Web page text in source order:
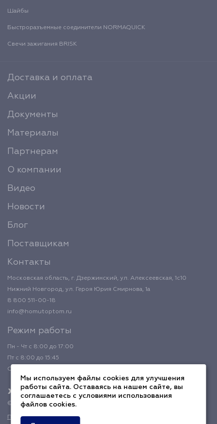
Шайбы
Быстроразъемные соединители NORMAQUICK
Свечи зажигания BRISK
Доставка и оплата
Акции
Документы
Материалы
Партнерам
О компании
Видео
Новости
Блог
Поставщикам
Контакты
Московская область, г. Дзержинский, ул. Алексеевская, 1с10
Нижний Новгород, ул. Героя Юрия Смирнова, 1а
8 800 511-00-18
info@homutoptom.ru
Режим работы
Пн - Чт с 8:00 до 17:00
Пт с 8:00 до 15:45
Обед с 12:00 до 12:45
© 2026 ХомутОптом
Политика конфиденциальности
Мы используем файлы cookies для улучшения
работы сайта. Оставаясь на нашем сайте, вы
соглашаетесь с условиями использования
файлов cookies.